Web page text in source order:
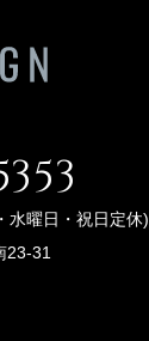
水曜日・祝日定休)
23-31